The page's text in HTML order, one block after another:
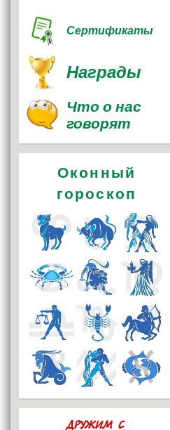
Сертификаты
Награды
Что о нас
говорят
Оконный
гороскоп